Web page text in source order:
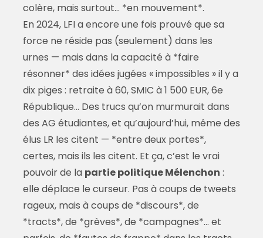
colère, mais surtout… *en mouvement*.
En 2024, LFI a encore une fois prouvé que sa
force ne réside pas (seulement) dans les
urnes — mais dans la capacité à *faire
résonner* des idées jugées « impossibles » il y a
dix piges : retraite à 60, SMIC à 1 500 EUR, 6e
République… Des trucs qu’on murmurait dans
des AG étudiantes, et qu’aujourd’hui, même des
élus LR les citent — *entre deux portes*,
certes, mais ils les citent. Et ça, c’est le vrai
pouvoir de la partie politique Mélenchon :
elle déplace le curseur. Pas à coups de tweets
rageux, mais à coups de *discours*, de
*tracts*, de *grèves*, de *campagnes*… et